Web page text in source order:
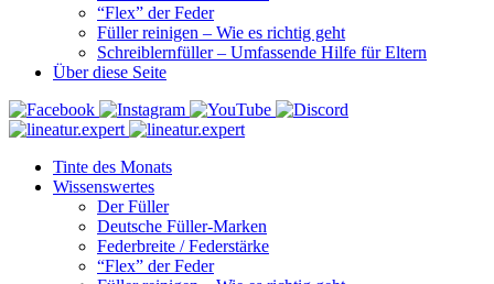
“Flex” der Feder
Füller reinigen – Wie es richtig geht
Schreiblernfüller – Umfassende Hilfe für Eltern
Über diese Seite
Tinte des Monats
Wissenswertes
Der Füller
Deutsche Füller-Marken
Federbreite / Federstärke
“Flex” der Feder